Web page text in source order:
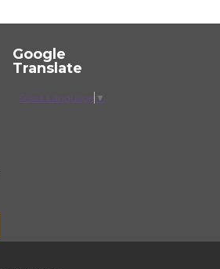
Google
Translate
Select Language ▼